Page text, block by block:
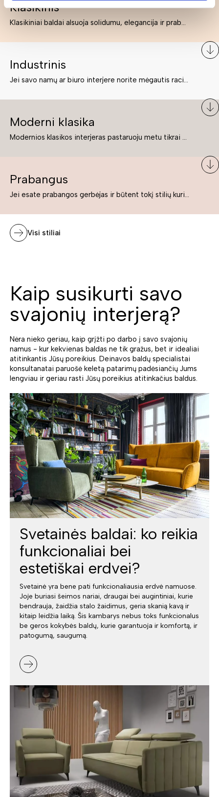
Klasikinis
Klasikiniai baldai alsuoja solidumu, elegancija ir prabanga. Paprastai jie būna masyvūs, kuria didybės įspūdį. Neabejotinai jie bus geriausias pasirinkimas estetiškam ir rafinuotam klasikiniam namų interjerui. Kartais klasikiniai baldai traktuojami kaip senoviniai, bet tai ne tiesa – klasika yra stilius, neišsemiama elegancija ir rafinuotumas.
Industrinis
Jei savo namų ar biuro interjere norite mėgautis racionaliai išnaudotomis erdvėmis, funkcionalumu ir esate neabejingi tamsesniam koloritui bei praktiškiems sprendimams, tuomet industrinis stilius bus būtent tai, ko Jums reikia. O industrinio stiliaus baldus išsirinksite mūsų asortimente.
Moderni klasika
Modernios klasikos interjeras pastaruoju metu tikrai yra „ant bangos“. Tie, kurie nenori pernelyg nutolti nuo klasikos, bet drauge žavisi šiuolaikiškais sprendimais, su malonumu savo namuose kuria klasikos ir modernaus interjero tandemą – elegantišką, subtilų ir žavingą.
Prabangus
Jei esate prabangos gerbėjas ir būtent tokį stilių kuriate savo namuose ar biure, tuomet solidūs, prabangūs baldai nepriekaištingai įsilies į Jūsų kuriamą interjerą.
Visi stiliai
Kaip susikurti savo
svajonių interjerą?
Nėra nieko geriau, kaip grįžti po darbo į savo svajonių
namus - kur kekvienas baldas ne tik gražus, bet ir idealiai
atitinkantis Jūsų poreikius. Deinavos baldų specialistai
konsultanatai paruošė keletą patarimų padėsiančių Jums
lengviau ir geriau rasti Jūsų poreikius atitinkačius baldus.
Svetainės baldai: ko reikia
funkcionaliai bei
estetiškai erdvei?
Svetainė yra bene pati funkcionaliausia erdvė namuose.
Joje buriasi šeimos nariai, draugai bei augintiniai, kurie
bendrauja, žaidžia stalo žaidimus, geria skanią kavą ir
kitaip leidžia laiką. Šis kambarys nebus toks funkcionalus
be geros kokybės baldų, kurie garantuoja ir komfortą, ir
patogumą, saugumą.